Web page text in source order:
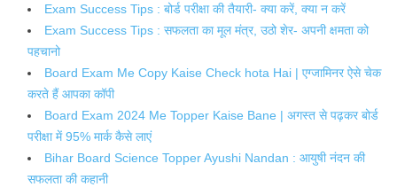
Exam Success Tips : बोर्ड परीक्षा की तैयारी- क्या करें, क्या न करें
Exam Success Tips : सफलता का मूल मंत्र, उठो शेर- अपनी क्षमता को
पहचानो
Board Exam Me Copy Kaise Check hota Hai | एग्जामिनर ऐसे चेक
करते हैं आपका कॉपी
Board Exam 2024 Me Topper Kaise Bane | अगस्त से पढ़कर बोर्ड
परीक्षा में 95% मार्क कैसे लाएं
Bihar Board Science Topper Ayushi Nandan : आयुषी नंदन की
सफलता की कहानी